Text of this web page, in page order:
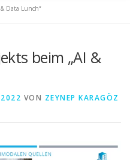
BETEILIGTE
Data Lunch“
beim „AI &
VON ZEYNEP KARAGÖZ